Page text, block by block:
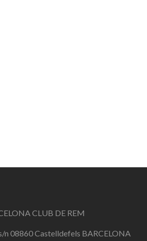
CLUB DE REM
n 08860 Castelldefels BARCELONA